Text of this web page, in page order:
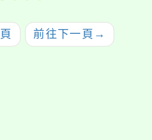
照。
前往下一頁 →